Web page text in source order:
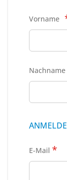
Vorname
Nachname
E-Mail